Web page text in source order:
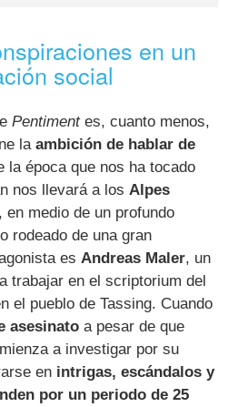
en un
social
Pentimentes, cuanto menos,
laambición de hablar de
la época que nos ha tocado
nos llevará a losAlpes
, en medio de un profundo
rodeado de una gran
esAndreas Maler, un
trabajar en el scriptorium del
el pueblo de Tassing. Cuando
asesinato a pesar de que
a investigar por su
en intrigas, escándalos y
por un periodo de 25